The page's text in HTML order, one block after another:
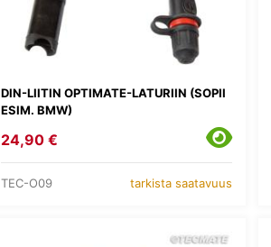
DIN-LIITIN OPTIMATE-LATURIIN (SOPII
ESIM. BMW)
24,90 €
TEC-O09 tarkista saatavuus